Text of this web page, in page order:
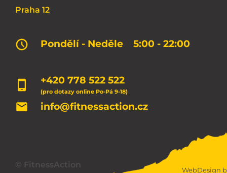
Praha 12
Pondělí - Neděle 5:00 - 22:00
+420 778 522 522
(pro dotazy online Po-Pá 9-18)
info@fitnessaction.cz
© FitnessAction
WebDesign